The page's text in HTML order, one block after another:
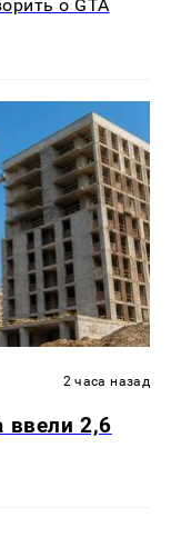
о GTA
2 часа назад
ввели 2,6